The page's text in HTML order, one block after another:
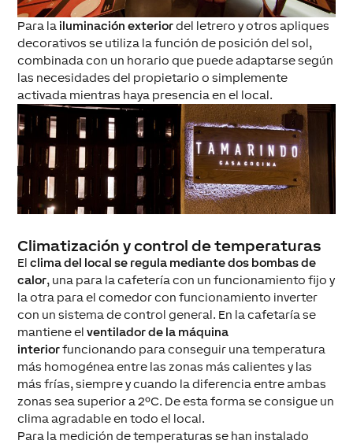
Para lailuminación exteriordel letrero y otros apliques
decorativos se utiliza la función de posición del sol,
combinada con un horario que puede adaptarse según
las necesidades del propietario o simplemente
activada mientras haya presencia en el local.
Climatización y control de temperaturas
Elclima del local se regula mediante dos bombas de
calor, una para la cafetería con un funcionamiento fijo y
la otra para el comedor con funcionamiento inverter
con un sistema de control general. En la cafetaría se
mantiene el ventilador de la máquina
interiorfuncionando para conseguir una temperatura
más homogénea entre las zonas más calientes y las
más frías, siempre y cuando la diferencia entre ambas
zonas sea superior a 2ºC. De esta forma se consigue un
clima agradable en todo el local.
Para la medición de temperaturas se han instalado